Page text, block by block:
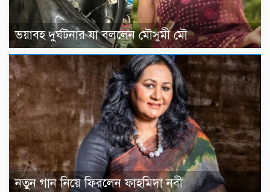
ভয়াবহ দুর্ঘটনার যা বললেন মৌসুমী মৌ
নতুন গান নিয়ে ফিরলেন ফাহমিদা নবী